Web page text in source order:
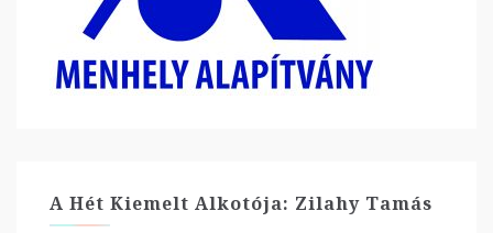
A Hét Kiemelt Alkotója: Zilahy Tamás